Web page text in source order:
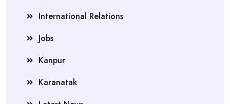
International Relations
Jobs
Kanpur
Karanatak